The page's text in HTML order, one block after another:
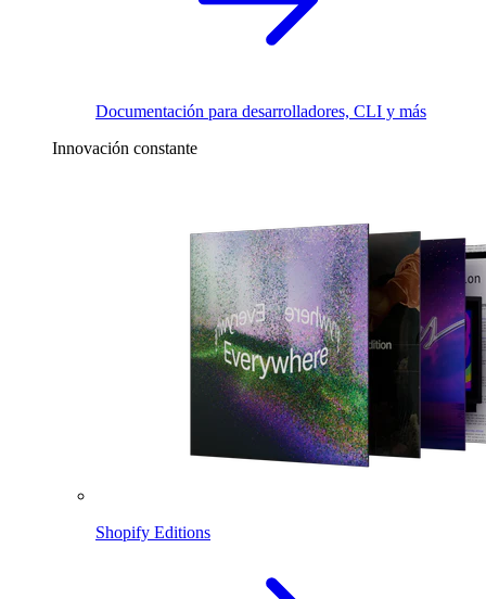
Documentación para desarrolladores, CLI y más
Innovación constante
Shopify Editions